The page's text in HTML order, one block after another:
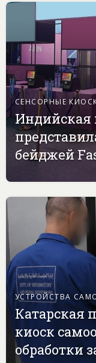
СЕНСОРНЫЕ
Индийская
бейджей
УСТРОЙСТВА
Катарская
киоск
обработки